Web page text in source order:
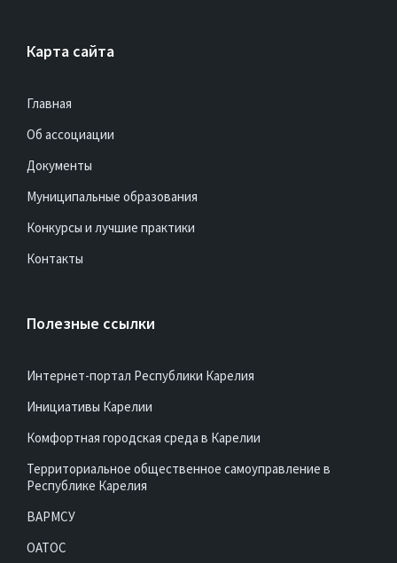
Карта сайта
Главная
Об ассоциации
Документы
Муниципальные образования
Конкурсы и лучшие практики
Контакты
Полезные ссылки
Интернет-портал Республики Карелия
Инициативы Карелии
Комфортная городская среда в Карелии
Территориальное общественное самоуправление в
Республике Карелия
ВАРМСУ
ОАТОС